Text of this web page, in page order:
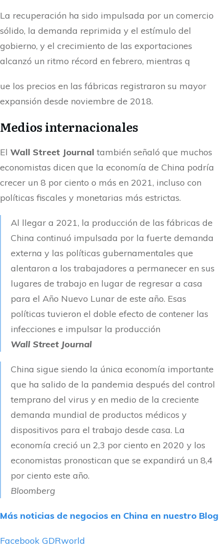
La recuperación ha sido impulsada por un comercio
sólido, la demanda reprimida y el estímulo del
gobierno, y el crecimiento de las exportaciones
alcanzó un ritmo récord en febrero, mientras q
ue los precios en las fábricas registraron su mayor
expansión desde noviembre de 2018.
Medios internacionales
El Wall Street Journal también señaló que muchos
economistas dicen que la economía de China podría
crecer un 8 por ciento o más en 2021, incluso con
políticas fiscales y monetarias más estrictas.
Al llegar a 2021, la producción de las fábricas de
China continuó impulsada por la fuerte demanda
externa y las políticas gubernamentales que
alentaron a los trabajadores a permanecer en sus
lugares de trabajo en lugar de regresar a casa
para el Año Nuevo Lunar de este año. Esas
políticas tuvieron el doble efecto de contener las
infecciones e impulsar la producción
Wall Street Journal
China sigue siendo la única economía importante
que ha salido de la pandemia después del control
temprano del virus y en medio de la creciente
demanda mundial de productos médicos y
dispositivos para el trabajo desde casa. La
economía creció un 2,3 por ciento en 2020 y los
economistas pronostican que se expandirá un 8,4
por ciento este año.
Bloomberg
Más noticias de negocios en China en nuestro Blog
Facebook GDRworld